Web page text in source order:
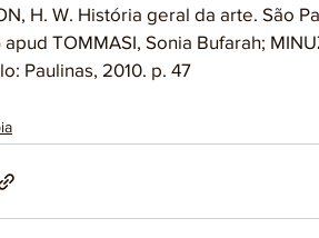
H. W. História geral da arte. São
Paulinas, 2010. p. 47